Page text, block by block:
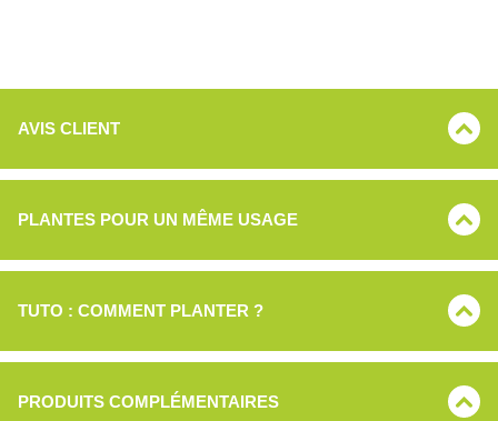
AVIS CLIENT
PLANTES POUR UN MÊME USAGE
TUTO : COMMENT PLANTER ?
PRODUITS COMPLÉMENTAIRES